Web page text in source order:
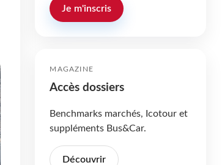
Je m'inscris
MAGAZINE
Accès dossiers
Benchmarks marchés, Icotour et
suppléments Bus&Car.
Découvrir